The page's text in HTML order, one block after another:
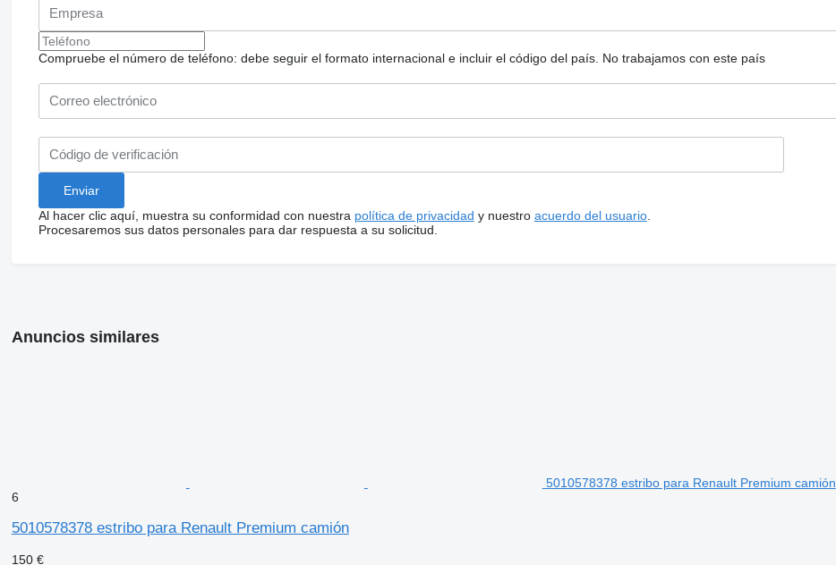
Compruebe el número de teléfono: debe seguir el formato internacional e incluir el código del país. No trabajamos con este país
Al hacer clic aquí, muestra su conformidad con nuestra política de privacidad y nuestro acuerdo del usuario.
Procesaremos sus datos personales para dar respuesta a su solicitud.
Anuncios similares
5010578378 estribo para Renault Premium camión
6
5010578378 estribo para Renault Premium camión
150 €